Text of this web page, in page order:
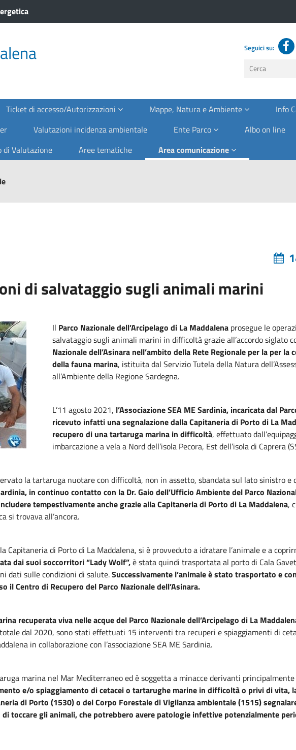
Seguici su:
testo
Ticket di accesso/Autorizzazioni Mappe, Natura e Ambiente
Info
Valutazioni incidenza ambientale Ente Parco Albo on line
di Valutazione
Aree tematiche Area comunicazione
di salvataggio sugli animali marini
Il Parco Nazionale dell’Arcipelago di La Maddalena prosegue le
salvataggio sugli animali marini in difficoltà grazie all’accordo siglato
Nazionale dell’Asinara nell’ambito della Rete Regionale per la per la
della fauna marina, istituita dal Servizio Tutela della Natura
all’Ambiente della Regione Sardegna.
L’11 agosto 2021, l’Associazione SEA ME Sardinia, incaricata dal
ricevuto infatti una segnalazione dalla Capitaneria di Porto di La
recupero di una tartaruga marina in difficoltà, effettuato
imbarcazione a vela a Nord dell’isola Pecora, Est dell’isola di Caprera
la tartaruga nuotare con difficoltà, non in assetto, sbandata sul lato sinistro e
in continuo contatto con la Dr. Gaio dell’Ufficio Ambiente del Parco
tempestivamente anche grazie alla Capitaneria di Porto di La Maddalena,
si trovava all’ancora.
di Porto di La Maddalena, si è provveduto a idratare l’animale e a
dai suoi soccorritori “Lady Wolf”,è stata quindi trasportata al porto di Cala
dati sulle condizioni di salute.Successivamente l’animale è stato trasportato e
il Centro di Recupero del Parco Nazionale dell’Asinara.
recuperata viva nelle acque del Parco Nazionale dell’Arcipelago di La
dal 2020, sono stati effettuati 15 interventi tra recuperi e spiaggiamenti di
in collaborazione con l’associazione SEA ME Sardinia.
marina nel Mar Mediterraneo ed è soggetta a minacce derivanti principalmente
e/o spiaggiamento di cetacei o tartarughe marine in difficoltà o privi di vita,
di Porto (1530) o del Corpo Forestale di Vigilanza ambientale (1515)
toccare gli animali, che potrebbero avere patologie infettive potenzialmente